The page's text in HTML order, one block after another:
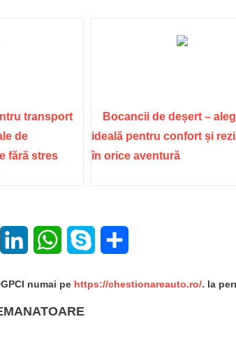
transport
de
fără stres
Bocancii de deșert –
ideală pentru confort și
în orice aventură
PinterestLinkedIn WhatsAppSkype
numai pe https://chestionareauto.ro/. Ia